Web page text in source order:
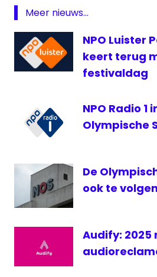
podcast
Studio
Sport
Meer nieuws...
NPO Luister
keert terug
festivaldag
NPO Radio 1
Olympische
De
ook te
Audify: